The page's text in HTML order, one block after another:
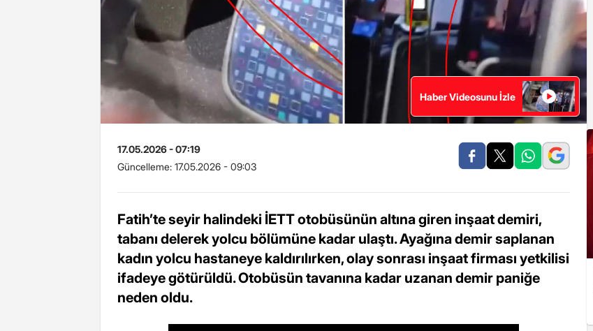
Haber Videosunu İzle
17.05.2026 - 07:19
Güncelleme: 17.05.2026 - 09:03
Fatih’te seyir halindeki İETT otobüsünün altına giren inşaat demiri,
tabanı delerek yolcu bölümüne kadar ulaştı. Ayağına demir saplanan
kadın yolcu hastaneye kaldırılırken, olay sonrası inşaat firması yetkilisi
ifadeye götürüldü. Otobüsün tavanına kadar uzanan demir paniğe
neden oldu.